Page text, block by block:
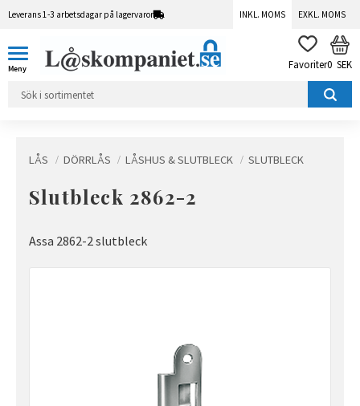
Leverans 1-3 arbetsdagar på lagervaror INKL. MOMS EXKL. MOMS
FAVORITER
0 SEK
LÅS DÖRRLÅS LÅSHUS & SLUTBLECK SLUTBLECK
Slutbleck 2862-2
Assa 2862-2 slutbleck